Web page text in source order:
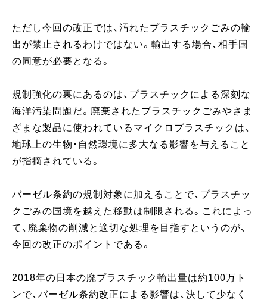
ただし今回の改正では、汚れたプラスチックごみの輸
出が禁止されるわけではない。輸出する場合、相手国
の同意が必要となる。
規制強化の裏にあるのは、プラスチックによる深刻な
海洋汚染問題だ。廃棄されたプラスチックごみやさま
ざまな製品に使われているマイクロプラスチックは、
地球上の生物・自然環境に多大なる影響を与えること
が指摘されている。
バーゼル条約の規制対象に加えることで、プラスチッ
クごみの国境を越えた移動は制限される。これによっ
て、廃棄物の削減と適切な処理を目指すというのが、
今回の改正のポイントである。
2018年の日本の廃プラスチック輸出量は約100万ト
ンで、バーゼル条約改正による影響は、決して少なく